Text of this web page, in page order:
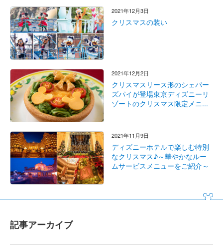
2021年12月3日
クリスマスの装い
2021年12月2日
クリスマスリース形のシェパー
ズパイが登場東京ディズニーリ
ゾートのクリスマス限定メニ...
2021年11月9日
ディズニーホテルで楽しむ特別
なクリスマス♪～華やかなルー
ムサービスメニューをご紹介～
記事アーカイブ